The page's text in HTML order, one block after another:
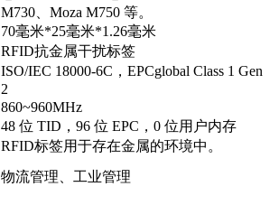
M730、Moza M750 等。
70毫米*25毫米*1.26毫米
RFID抗金属干扰标签
ISO/IEC 18000-6C，EPCglobal Class 1 Gen
2
860~960MHz
48 位 TID，96 位 EPC，0 位用户内存
RFID标签用于存在金属的环境中。
物流管理、工业管理